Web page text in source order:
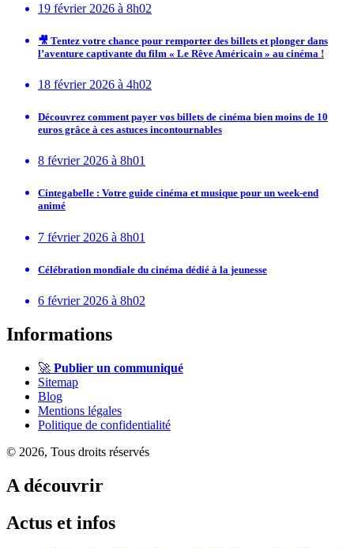
19 février 2026 à 8h02
🎥 Tentez votre chance pour remporter des billets et plonger dans
l’aventure captivante du film « Le Rêve Américain » au cinéma !
18 février 2026 à 4h02
Découvrez comment payer vos billets de cinéma bien moins de 10
euros grâce à ces astuces incontournables
8 février 2026 à 8h01
Cintegabelle : Votre guide cinéma et musique pour un week-end
animé
7 février 2026 à 8h01
Célébration mondiale du cinéma dédié à la jeunesse
6 février 2026 à 8h02
Informations
🚀 Publier un communiqué
Sitemap
Blog
Mentions légales
Politique de confidentialité
© 2026, Tous droits réservés
A découvrir
Actus et infos